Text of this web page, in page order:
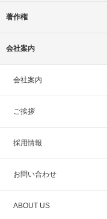
著作権
会社案内
会社案内
ご挨拶
採用情報
お問い合わせ
ABOUT US